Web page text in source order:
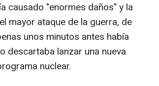
causado "enormes daños" y la
mayor ataque de la guerra, de
unos minutos antes había
descartaba lanzar una nueva
nuclear.